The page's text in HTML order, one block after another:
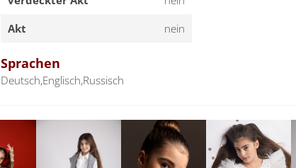
Akt
nein
Sprachen
Deutsch,Englisch,Russisch